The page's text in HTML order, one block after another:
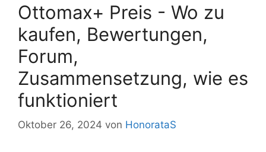
Ottomax+ Preis - Wo zu
kaufen, Bewertungen,
Forum,
Zusammensetzung, wie es
funktioniert
Oktober 26, 2024 von HonorataS